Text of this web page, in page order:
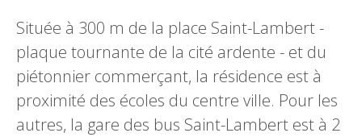
Située à 300 m de la place Saint-Lambert -
plaque tournante de la cité ardente - et du
piétonnier commerçant, la résidence est à
proximité des écoles du centre ville. Pour les
autres, la gare des bus Saint-Lambert est à 2